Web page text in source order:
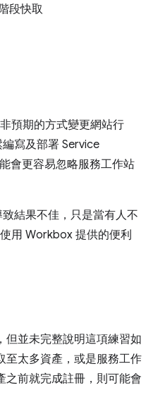
段快取
預期的方式變更網站行
寫及部署 Service
會更容易忽略服務工作站
結果不佳，只是當有人不
用 Workbox 提供的便利
但並未完整說明這項練習如
至太多資產，或是服務工作
之前就完成註冊，則可能會